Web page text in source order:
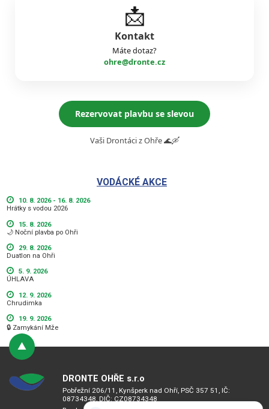
📩
Kontakt
Máte dotaz?
ohre@dronte.cz
Rezervovat plavbu se slevou
Vaši Drontáci z Ohře 🌊🛶
VODÁCKÉ AKCE
10. 8. 2026 - 16. 8. 2026
Hrátky s vodou 2026
15. 8. 2026
🌙 Noční plavba po Ohři
29. 8. 2026
Duatlon na Ohři
5. 9. 2026
ÚHLAVA
12. 9. 2026
Chrudimka
19. 9. 2026
🔒 Zamykání Mže
DRONTE OHŘE s.r.o
Pobřežní 206/11, Kynšperk nad Ohří, PSČ 357 51, IČ:
08734348, DIČ: CZ08734348